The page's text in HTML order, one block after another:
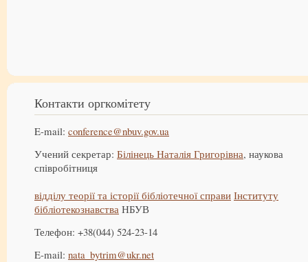
Контакти оргкомітету
E-mail: conference@nbuv.gov.ua
Учений секретар: Білінець Наталія Григорівна, наукова
співробітниця
відділу теорії та історії бібліотечної справи Інституту
бібліотекознавства НБУВ
Телефон: +38(044) 524-23-14
E-mail: nata_bytrim@ukr.net